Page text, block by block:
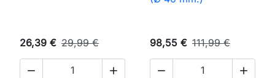
26,39 € 29,99 €
 
98,55 € 111,99 €
 